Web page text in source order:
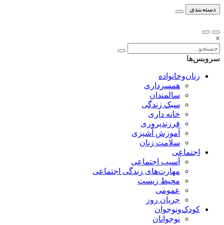
دسته‌بندی
×
سرویس‌ها
زنان‌وخانواده
همسرداری
سالمندان
سبک زندگی
خانه داری
فرزندپروری
آموزش آشپزی
سلامت زنان
اجتماعی
آسیب اجتماعی
مهارت‌های زندگی اجتماعی
محیط زیست
عمومی
جریان روز
کودک‌ونوجوان
نوجوانان